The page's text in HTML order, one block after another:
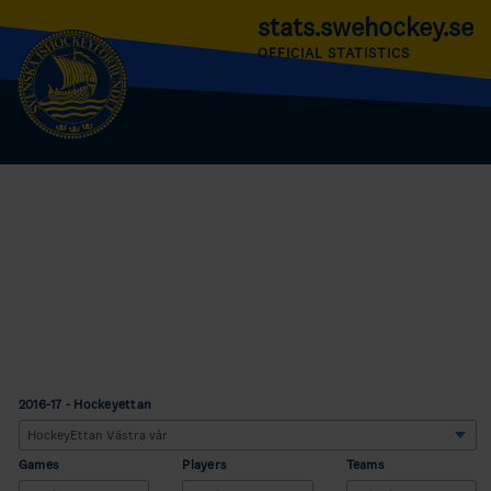
stats.swehockey.se
OFFICIAL STATISTICS
2016-17 - Hockeyettan
Games Players Teams